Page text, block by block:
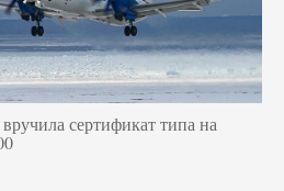
сертификат типа на